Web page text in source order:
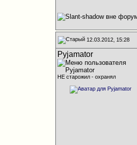
12.03.2012, 15:28
Pyjamator
НЕ старожил - охранял